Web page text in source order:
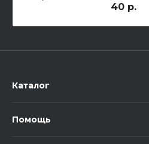
40 р.
Каталог
Помощь